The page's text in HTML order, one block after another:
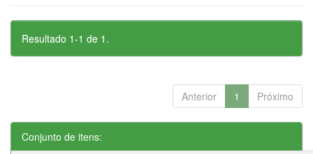
Resultado 1-1 de 1.
Anterior 1 Próximo
Conjunto de itens: